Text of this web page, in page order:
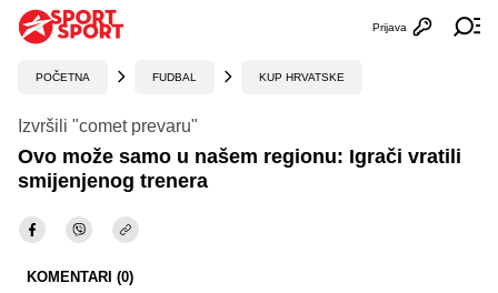
Otvori
Prijava
POČETNA FUDBAL KUP HRVATSKE
Izvršili "comet prevaru"
Ovo može samo u našem regionu: Igrači vratili
smijenjenog trenera
KOMENTARI (0)